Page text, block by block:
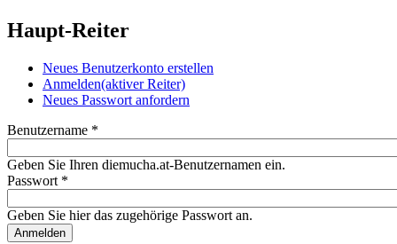
Haupt-Reiter
Neues Benutzerkonto erstellen
Anmelden(aktiver Reiter)
Neues Passwort anfordern
Benutzername *
Geben Sie Ihren diemucha.at-Benutzernamen ein.
Passwort *
Geben Sie hier das zugehörige Passwort an.